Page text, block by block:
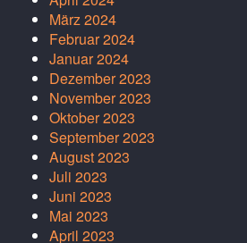
März 2024
Februar 2024
Januar 2024
Dezember 2023
November 2023
Oktober 2023
September 2023
August 2023
Juli 2023
Juni 2023
Mai 2023
April 2023